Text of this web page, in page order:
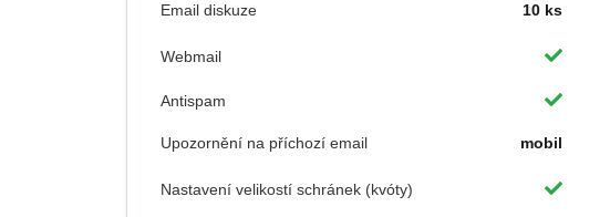
Email diskuze 10 ks
Webmail
Antispam
Upozornění na příchozí email mobil
Nastavení velikostí schránek (kvóty)